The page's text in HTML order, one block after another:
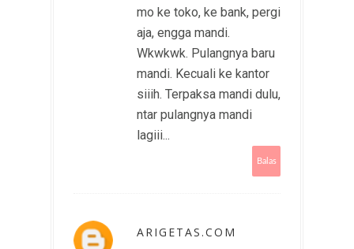
mo ke toko, ke bank, pergi
aja, engga mandi.
Wkwkwk. Pulangnya baru
mandi. Kecuali ke kantor
siiih. Terpaksa mandi dulu,
ntar pulangnya mandi
lagiii...
Balas
ARIGETAS.COM